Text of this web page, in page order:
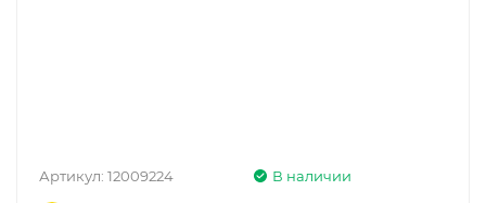
В наличии
Артикул: 12009224